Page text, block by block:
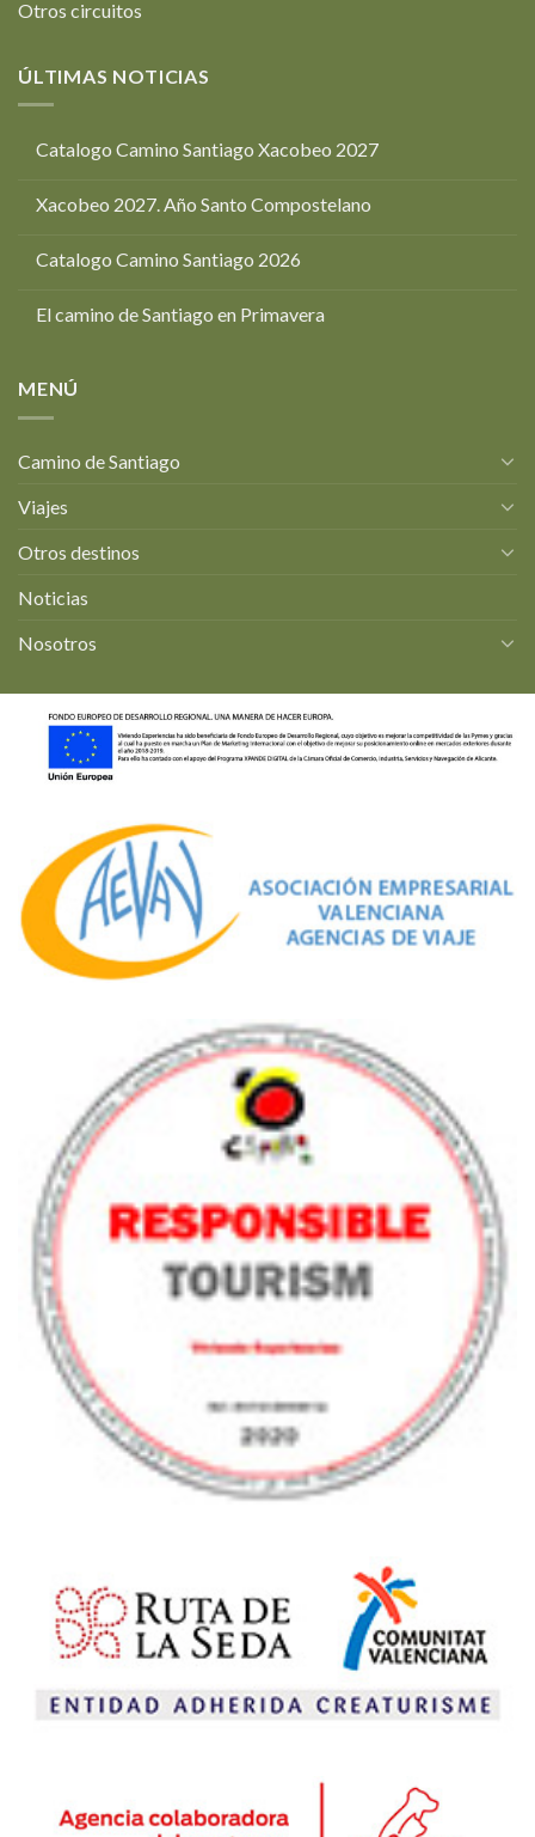
Otros circuitos
ÚLTIMAS NOTICIAS
Catalogo Camino Santiago Xacobeo 2027
Xacobeo 2027. Año Santo Compostelano
Catalogo Camino Santiago 2026
El camino de Santiago en Primavera
MENÚ
Camino de Santiago
Viajes
Otros destinos
Noticias
Nosotros